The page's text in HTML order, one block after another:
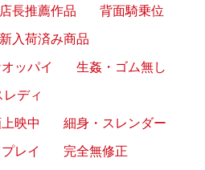
店長推薦作品
背面騎乗位
入荷済み商品
ッパイ
生姦・ゴム無し
ディ
映中
細身・スレンダー
レイ
完全無修正